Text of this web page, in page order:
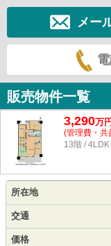
メー
販売物件一覧
3,290万円
(管理費・共
13階 /
所在地
交通
価格